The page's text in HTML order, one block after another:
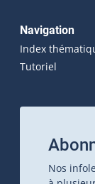
Navigation
Index
Tutoriel
Nos